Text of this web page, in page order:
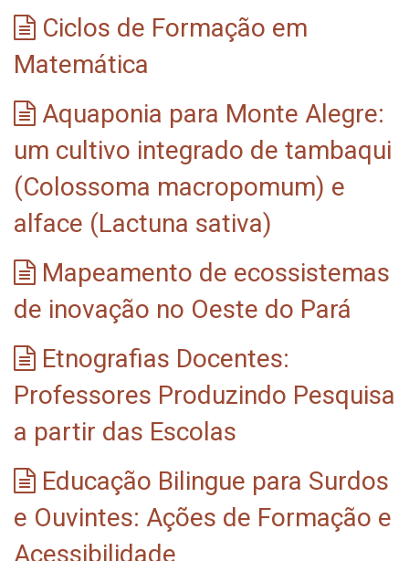
Ciclos de Formação em
Matemática
Aquaponia para Monte Alegre:
um cultivo integrado de tambaqui
(Colossoma macropomum) e
alface (Lactuna sativa)
Mapeamento de ecossistemas
de inovação no Oeste do Pará
Etnografias Docentes:
Professores Produzindo Pesquisa
a partir das Escolas
Educação Bilingue para Surdos
e Ouvintes: Ações de Formação e
Acessibilidade